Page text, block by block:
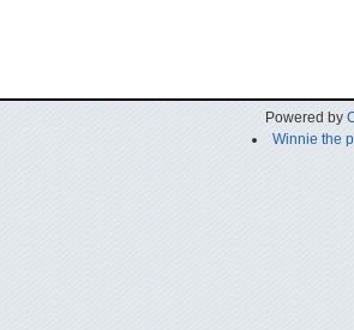
Powered by
Winnie the